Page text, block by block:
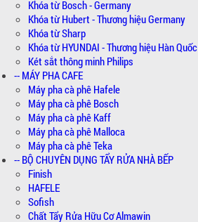
Khóa từ Bosch - Germany
Khóa từ Hubert - Thương hiệu Germany
Khóa từ Sharp
Khóa từ HYUNDAI - Thương hiệu Hàn Quốc
Két sắt thông minh Philips
-- MÁY PHA CAFE
Máy pha cà phê Hafele
Máy pha cà phê Bosch
Máy pha cà phê Kaff
Máy pha cà phê Malloca
Máy pha cà phê Teka
-- BỘ CHUYÊN DỤNG TẨY RỬA NHÀ BẾP
Finish
HAFELE
Sofish
Chất Tẩy Rửa Hữu Cơ Almawin